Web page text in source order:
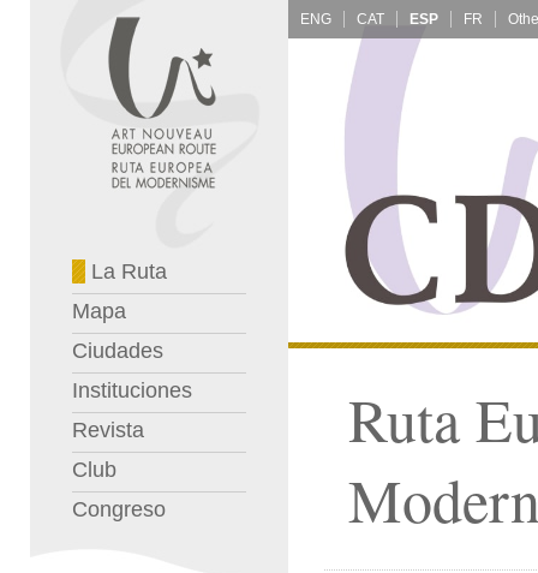
La Ruta
Mapa
Ciudades
Instituciones
Revista
Club
Congreso
ENG CAT ESP FR
Ruta